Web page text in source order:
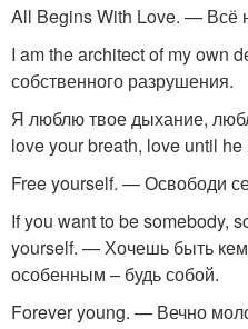
All Begins With Love. — Всё
I am the architect of my own
собственного разрушения.
Я люблю твое дыхание,
love your breath, love until
Free yourself. — Освободи
If you want to be somebody,
yourself. — Хочешь быть
особенным – будь собой.
Forever young. — Вечно